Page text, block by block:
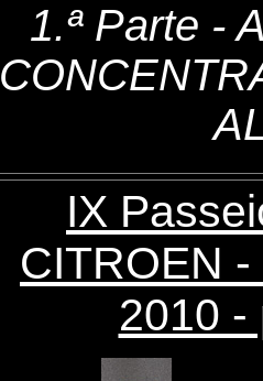
1.ª Parte -
IX
CITROEN
2010 -